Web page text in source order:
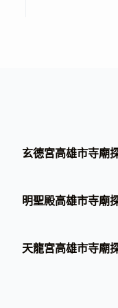
玄德宮高雄市寺廟
明聖殿高雄市寺廟
天龍宮高雄市寺廟